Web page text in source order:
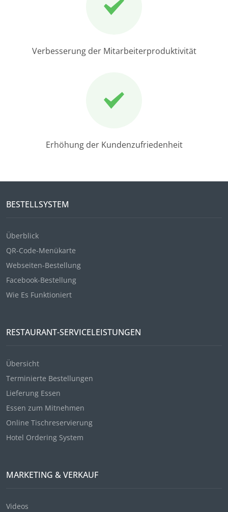
Verbesserung der Mitarbeiterproduktivität
Erhöhung der Kundenzufriedenheit
BESTELLSYSTEM
Überblick
QR-Code-Menükarte
Webseiten-Bestellung
Facebook-Bestellung
Wie Es Funktioniert
RESTAURANT-SERVICELEISTUNGEN
Übersicht
Terminierte Bestellungen
Lieferung Essen
Essen zum Mitnehmen
Online Tischreservierung
Hotel Ordering System
MARKETING & VERKAUF
Videos